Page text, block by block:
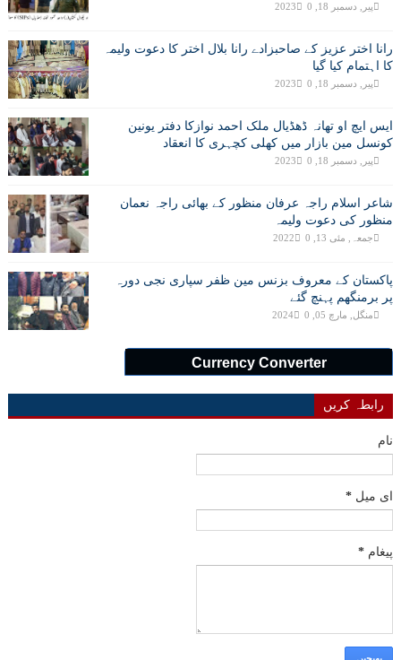
پیر, دسمبر 18, 2023 0
رانا اختر عزیز کے صاحبزادے رانا بلال اختر کا دعوت ولیمہ
کا اہتمام کیا گیا
پیر, دسمبر 18, 2023 0
ایس ایچ او تھانہ ڈھڈیال ملک احمد نوازکا دفتر یونین
کونسل مین بازار میں کھلی کچہری کا انعقاد
پیر, دسمبر 18, 2023 0
شاعر اسلام راجہ عرفان منظور کے بھائی راجہ نعمان
منظور کی دعوت ولیمہ
جمعہ, مئی 13, 2022 0
پاکستان کے معروف بزنس مین ظفر سپاری نجی دورہ
پر برمنگھم پہنچ گئے
منگل, مارچ 05, 2024 0
Currency Converter
رابطہ کریں
نام
ای میل *
پیغام *